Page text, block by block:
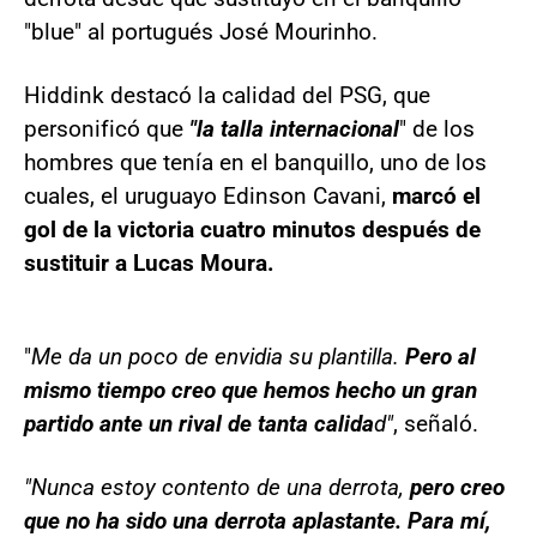
"blue" al portugués José Mourinho.
Hiddink destacó la calidad del PSG, que
personificó que "la talla internacional" de los
hombres que tenía en el banquillo, uno de los
cuales, el uruguayo Edinson Cavani, marcó el
gol de la victoria cuatro minutos después de
sustituir a Lucas Moura.
"Me da un poco de envidia su plantilla. Pero al
mismo tiempo creo que hemos hecho un gran
partido ante un rival de tanta calidad", señaló.
"Nunca estoy contento de una derrota, pero creo
que no ha sido una derrota aplastante. Para mí,